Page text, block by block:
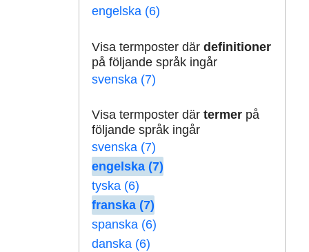
engelska (6)
Visa termposter där definitioner
på följande språk ingår
svenska (7)
Visa termposter där termerpå
följande språk ingår
svenska (7)
engelska (7)
tyska (6)
franska (7)
spanska (6)
danska (6)